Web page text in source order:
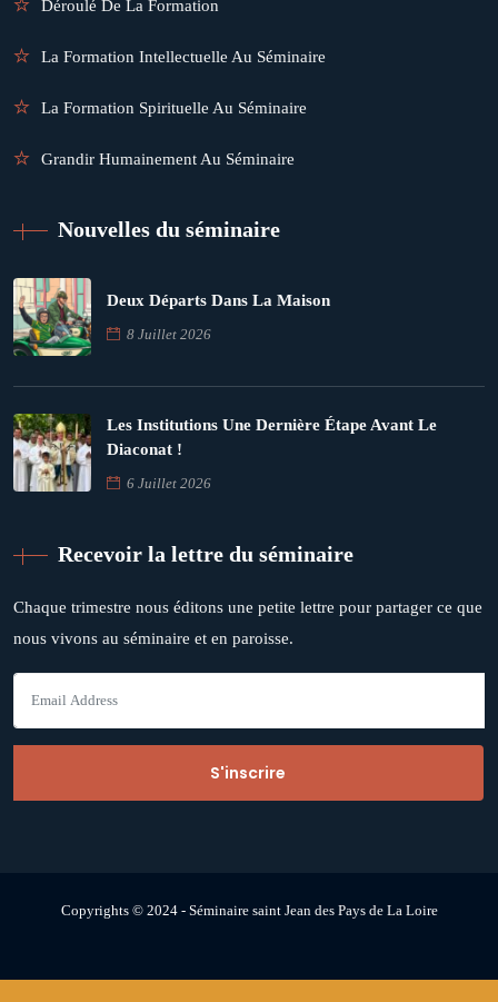
Déroulé De La Formation
La Formation Intellectuelle Au Séminaire
La Formation Spirituelle Au Séminaire
Grandir Humainement Au Séminaire
Nouvelles du séminaire
Deux Départs Dans La Maison
8 Juillet 2026
Les Institutions Une Dernière Étape Avant Le
Diaconat !
6 Juillet 2026
Recevoir la lettre du séminaire
Chaque trimestre nous éditons une petite lettre pour partager ce que
nous vivons au séminaire et en paroisse.
Copyrights © 2024 - Séminaire saint Jean des Pays de La Loire